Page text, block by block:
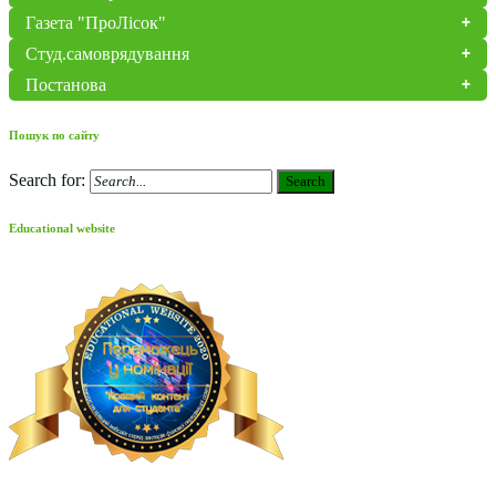
Газета "ПроЛісок"
Студ.самоврядування
Постанова
Пошук по сайту
Search for: Search
Educational website